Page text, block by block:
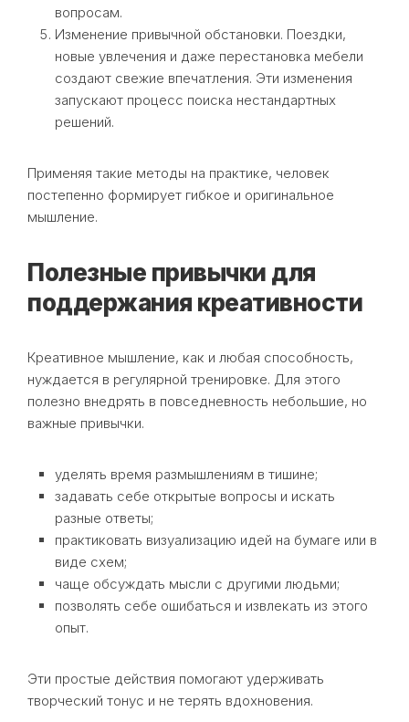
вопросам.
Изменение привычной обстановки. Поездки,
новые увлечения и даже перестановка мебели
создают свежие впечатления. Эти изменения
запускают процесс поиска нестандартных
решений.
Применяя такие методы на практике, человек
постепенно формирует гибкое и оригинальное
мышление.
Полезные привычки для
поддержания креативности
Креативное мышление, как и любая способность,
нуждается в регулярной тренировке. Для этого
полезно внедрять в повседневность небольшие, но
важные привычки.
уделять время размышлениям в тишине;
задавать себе открытые вопросы и искать
разные ответы;
практиковать визуализацию идей на бумаге или в
виде схем;
чаще обсуждать мысли с другими людьми;
позволять себе ошибаться и извлекать из этого
опыт.
Эти простые действия помогают удерживать
творческий тонус и не терять вдохновения.